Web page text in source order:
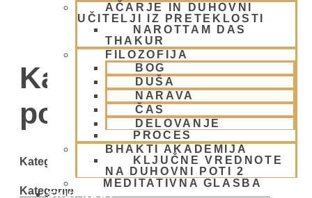
AČARJE IN DUHOVNI
UČITELJI IZ PRETEKLOSTI
NAROTTAM DAS
THAKUR
FILOZOFIJA
BOG
DUŠA
NARAVA
ČAS
DELOVANJE
PROCES
BHAKTI AKADEMIJA
KLJUČNE VREDNOTE
NA DUHOVNI POTI 2
MEDITATIVNA GLASBA
SKUPNOST
Kategorija: Splošni
pogoji uporabe
Kategorije
Kategorije